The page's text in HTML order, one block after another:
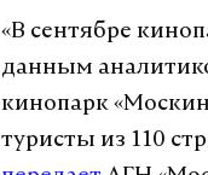
«В сентябре
данным
кинопарк
туристы из 110